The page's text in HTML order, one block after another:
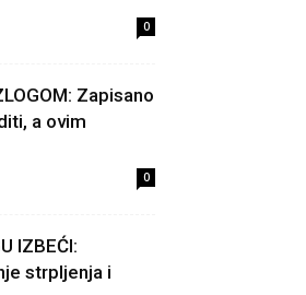
0
Zapisano
a ovim
0
IZBEĆI:
strpljenja i